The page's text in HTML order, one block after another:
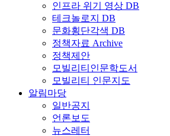
인프라 위기 영상 DB
테크놀로지 DB
문화횡단각색 DB
정책자료 Archive
정책제안
모빌리티인문학도서
모빌리티 인문지도
알림마당
일반공지
언론보도
뉴스레터